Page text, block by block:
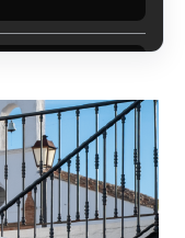
COLOMBINAS